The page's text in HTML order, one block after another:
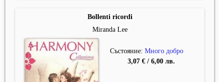
Bollenti ricordi
Miranda Lee
Състояние: Много добро
3,07 € / 6,00 лв.